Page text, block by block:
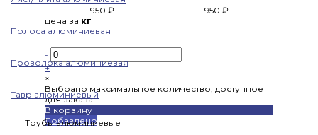
Полоса алюминиевая
Проволока алюминиевая
Тавр алюминиевый
Трубы алюминиевые
950 ₽
950 ₽
цена за кг
-
+
×
Выбрано максимальное количество, доступное
для заказа
В корзину
Добавлено